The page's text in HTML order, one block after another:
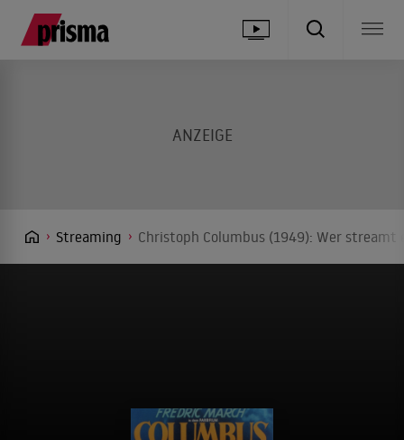
Streaming Christoph Columbus (1949): Wer streamt